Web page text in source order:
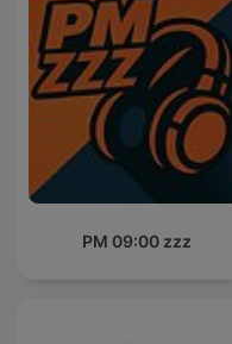
PM 09:00 zzz